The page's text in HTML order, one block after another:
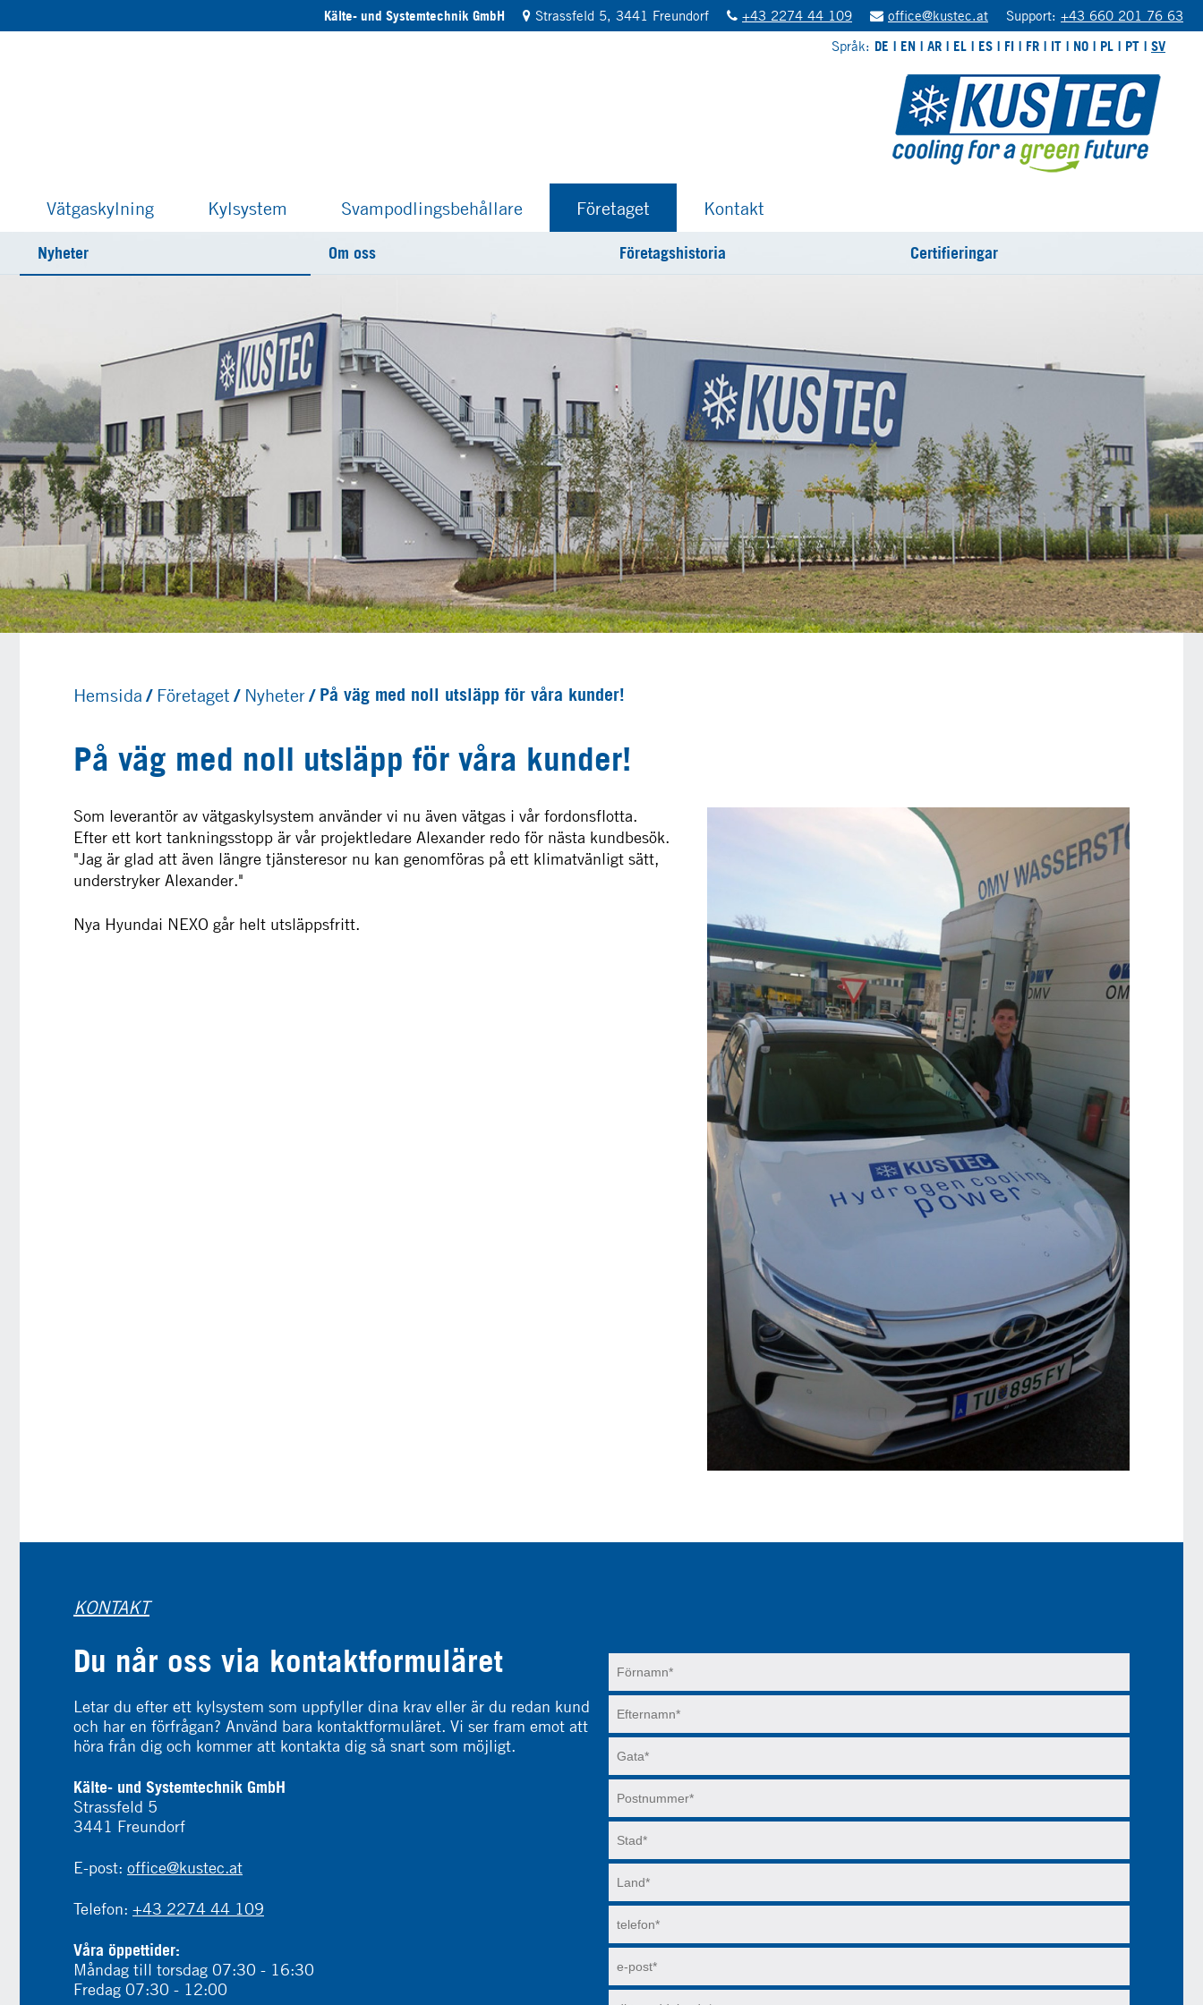
Kälte- und Systemtechnik GmbH Strassfeld 5, 3441 Freundorf +43 2274 44 109 office@kustec.at Support: +43 660 201 76 63
Språk: DE EN AR EL ES FI FR IT NO PL PT SV
Vätgaskylning Kylsystem Svampodlingsbehållare Företaget Kontakt
Nyheter Om oss Företagshistoria Certifieringar
Hemsida Företaget Nyheter På väg med noll utsläpp för våra kunder!
På väg med noll utsläpp för våra kunder!
Som leverantör av vätgaskylsystem använder vi nu även vätgas i vår fordonsflotta.
Efter ett kort tankningsstopp är vår projektledare Alexander redo för nästa kundbesök.
"Jag är glad att även längre tjänsteresor nu kan genomföras på ett klimatvänligt sätt,
understryker Alexander."
Nya Hyundai NEXO går helt utsläppsfritt.
KONTAKT
Du når oss via kontaktformuläret
Letar du efter ett kylsystem som uppfyller dina krav eller är du redan kund
och har en förfrågan? Använd bara kontaktformuläret. Vi ser fram emot att
höra från dig och kommer att kontakta dig så snart som möjligt.
Kälte- und Systemtechnik GmbH
Strassfeld 5
3441 Freundorf
E-post: office@kustec.at
Telefon: +43 2274 44 109
Våra öppettider:
Måndag till torsdag 07:30 - 16:30
Fredag ​​07:30 - 12:00